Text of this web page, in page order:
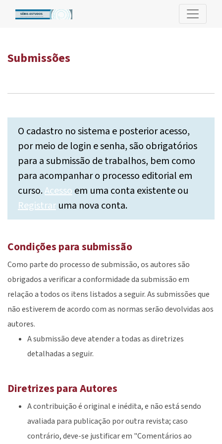
Submissões
O cadastro no sistema e posterior acesso,
por meio de login e senha, são obrigatórios
para a submissão de trabalhos, bem como
para acompanhar o processo editorial em
curso.Acessoem uma conta existente ou
Registrar uma nova conta.
Condições para submissão
Como parte do processo de submissão, os autores são
obrigados a verificar a conformidade da submissão em
relação a todos os itens listados a seguir. As submissões que
não estiverem de acordo com as normas serão devolvidas aos
autores.
A submissão deve atender a todas as diretrizes
detalhadas a seguir.
Diretrizes para Autores
A contribuição é original e inédita, e não está sendo
avaliada para publicação por outra revista; caso
contrário, deve-se justificar em "Comentários ao